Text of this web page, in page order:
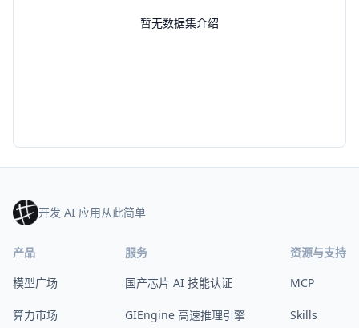
暂无数据集介绍
开发 AI 应用从此简单
产品
模型广场
算力市场
服务
国产芯片 AI 技能认证
GIEngine 高速推理引擎
资源与支持
MCP
Skills